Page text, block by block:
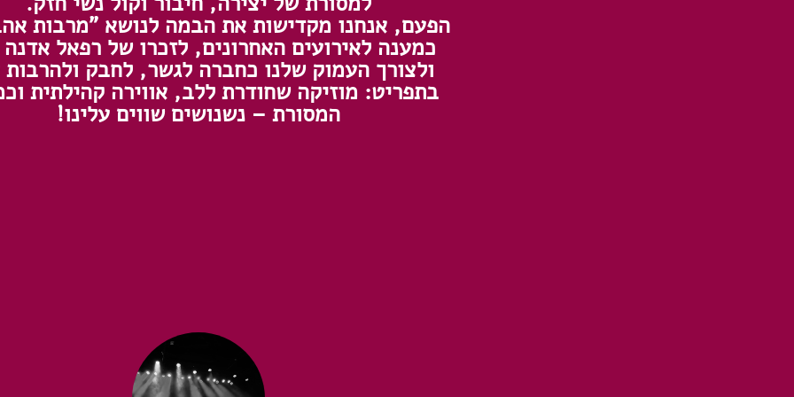
הפעם, אנחנו מקדישות את הבמה לנושא "מרבות
כמענה לאירועים האחרונים, לזכרו של רפאל
ולצורך העמוק שלנו כחברה לגשר, לחבק ולהרבות
בתפריט: מוזיקה שחודרת ללב, אווירה קהילתית
המסורת – נשנושים שווים עלינו!